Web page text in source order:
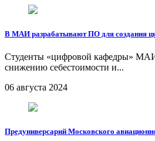
В МАИ разрабатывают ПО для создания
Студенты «цифровой кафедры» МАИ
снижению себестоимости и...
06 августа 2024
Предуниверсарий Московского